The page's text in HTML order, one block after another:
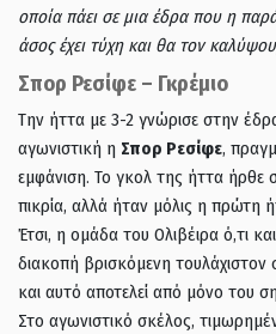
οποία πάει σε μια έδρα που η
άσος έχει τύχη και θα τον
Σπορ Ρεσίφε – Γκρέμιο
Tην ήττα με 3-2 γνώρισε στην
αγωνιστική η Σπορ Ρεσίφε,
εμφάνιση. Το γκολ της ήττα ήρθε
πικρία, αλλά ήταν μόλις η πρώτη
Έτσι, η ομάδα του Ολιβέιρα ό,τι
διακοπή βρισκόμενη
και αυτό αποτελεί από μόνο του
Στο αγωνιστικό σκέλος,